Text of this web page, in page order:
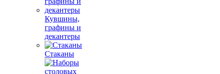
Кувшины,
графины и
декантеры
Стаканы